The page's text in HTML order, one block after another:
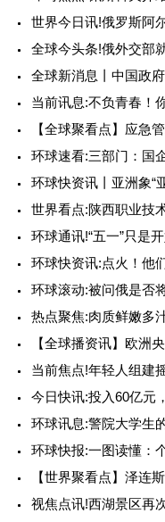
世界今日讯!俄罗斯阿
全球今头条!俄外交部
全球新消息丨中国政
当前讯息:不负青春！
【全球聚看点】应急
环球速看:三部门：国
环球快资讯丨亚洲象“
世界看点:陕西职业技
环球通讯!“五一”只是
环球快资讯:点火！他
环球滚动:被问俄是否
热点聚焦:肉质鲜嫩多
【全球播资讯】欧洲
当前焦点!年轻人组建
今日快讯:投入60亿元
环球讯息:警院大学生
环球快报:一图读懂：
【世界聚看点】泽连
视焦点讯!西湖景区再